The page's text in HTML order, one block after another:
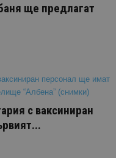
ще предлагат
с ваксиниран